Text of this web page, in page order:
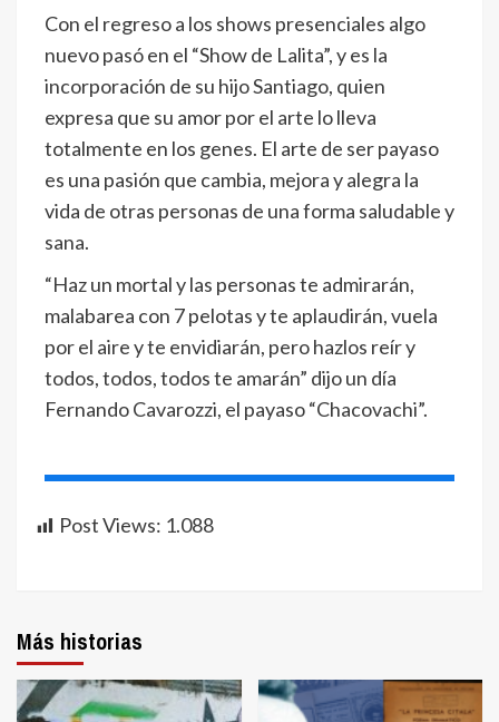
Con el regreso a los shows presenciales algo
nuevo pasó en el “Show de Lalita”, y es la
incorporación de su hijo Santiago, quien
expresa que su amor por el arte lo lleva
totalmente en los genes. El arte de ser payaso
es una pasión que cambia, mejora y alegra la
vida de otras personas de una forma saludable y
sana.
“Haz un mortal y las personas te admirarán,
malabarea con 7 pelotas y te aplaudirán, vuela
por el aire y te envidiarán, pero hazlos reír y
todos, todos, todos te amarán” dijo un día
Fernando Cavarozzi, el payaso “Chacovachi”.
Post Views: 1.088
Más historias